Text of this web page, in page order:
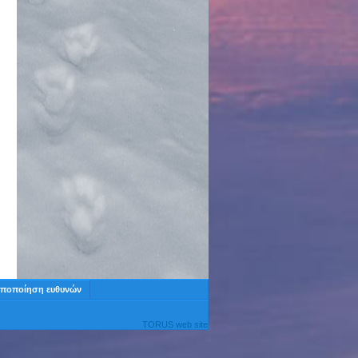
ευθυνών
TORUS web site